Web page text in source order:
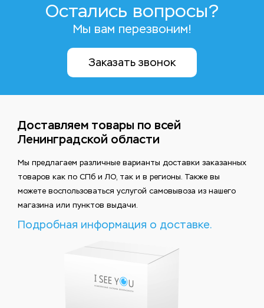
Остались вопросы?
Мы вам перезвоним!
Заказать звонок
Доставляем товары по всей
Ленинградской области
Мы предлагаем различные варианты доставки заказанных
товаров как по СПб и ЛО, так и в регионы. Также вы
можете воспользоваться услугой самовывоза из нашего
магазина или пунктов выдачи.
Подробная информация о доставке.